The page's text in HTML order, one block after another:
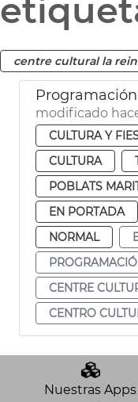
centre cultural la
Programación
modificado
CULTURA Y
CULTURA
POBLATS
EN PORTADA
NORMAL
PROGRAMACIÓ
CENTRE
CENTRO
Nuestras Apps